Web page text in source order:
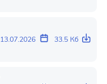
13.07.2026 33.5 Кб